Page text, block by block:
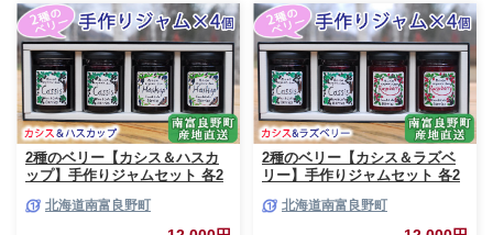
2種のベリー【カシス＆ハスカ
ップ】手作りジャムセット 各2
シス ハスカップ ソース 果実 て
んさい糖 無農薬 ポリフェノー
北海道南富良野町
2種のベリー【カシス＆ラズベ
リー】手作りジャムセット 各2
リー カシス ラズベリー ソース
果実 てんさい糖 無農薬
北海道南富良野町